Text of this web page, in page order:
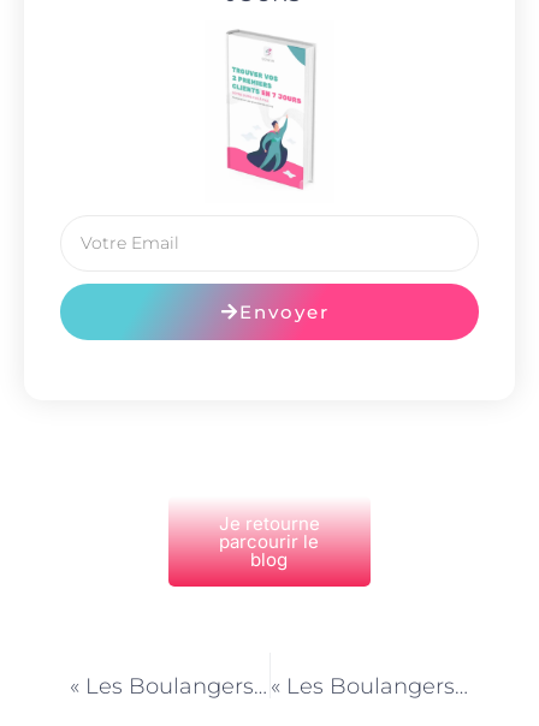
Envoyer
Je retourne
parcourir le
blog
« Les Boulangers et l’Engouement pour les Céréales Anciennes : Quinoa, Épeautre, etc. » « Les Boulangers et la Technologie : Modernisation du Métier à Paris »